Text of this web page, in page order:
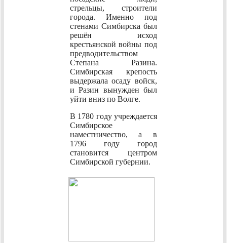
стрельцы, строители
города. Именно под
стенами Симбирска был
решён исход
крестьянской войны под
предводительством
Степана Разина.
Симбирская крепость
выдержала осаду войск,
и Разин вынужден был
уйти вниз по Волге.
В 1780 году учреждается
Симбирское
наместничество, а в
1796 году город
становится центром
Симбирской губернии.